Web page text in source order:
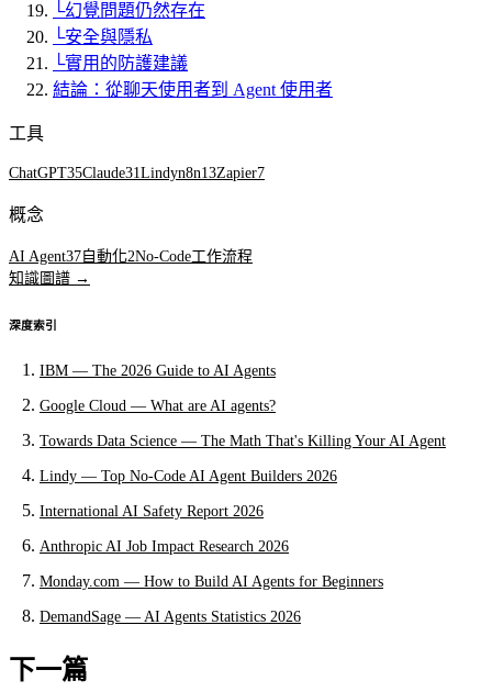
└幻覺問題仍然存在
└安全與隱私
└實用的防護建議
結論：從聊天使用者到 Agent 使用者
工具
ChatGPT35Claude31Lindyn8n13Zapier7
概念
AI Agent37 自動化2No-Code工作流程
知識圖譜 →
深度索引
IBM — The 2026 Guide to AI Agents
Google Cloud — What are AI agents?
Towards Data Science — The Math That's Killing Your AI Agent
Lindy — Top No-Code AI Agent Builders 2026
International AI Safety Report 2026
Anthropic AI Job Impact Research 2026
Monday.com — How to Build AI Agents for Beginners
DemandSage — AI Agents Statistics 2026
下一篇